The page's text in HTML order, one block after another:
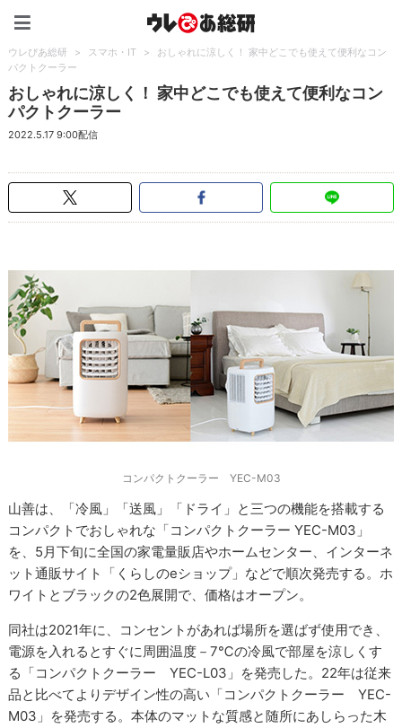
ウレぴあ総研 > スマホ・IT >
おしゃれに涼しく！ 家中どこでも使えて便利なコン
パクトクーラー
おしゃれに涼しく！ 家中どこでも使えて便利なコン
パクトクーラー
2022.5.17 9:00配信
コンパクトクーラー YEC-M03
山善は、「冷風」「送風」「ドライ」と三つの機能を搭載する
コンパクトでおしゃれな「コンパクトクーラー YEC-M03」
を、5月下旬に全国の家電量販店やホームセンター、インターネ
ット通販サイト「くらしのeショップ」などで順次発売する。ホ
ワイトとブラックの2色展開で、価格はオープン。
同社は2021年に、コンセントがあれば場所を選ばず使用でき、
電源を入れるとすぐに周囲温度－7℃の冷風で部屋を涼しくす
る「コンパクトクーラー YEC-L03」を発売した。22年は従来
品と比べてよりデザイン性の高い「コンパクトクーラー YEC-
M03」を発売する。本体のマットな質感と随所にあしらった木